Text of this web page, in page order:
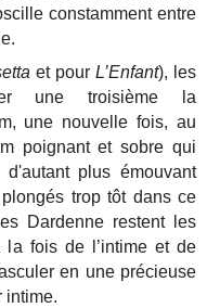
constamment entre
et pour L’Enfant), les
une troisième la
une nouvelle fois, au
poignant et sobre qui
plus émouvant
trop tôt dans ce
Dardenne restent les
la fois de l’intime et de
en une précieuse
intime.